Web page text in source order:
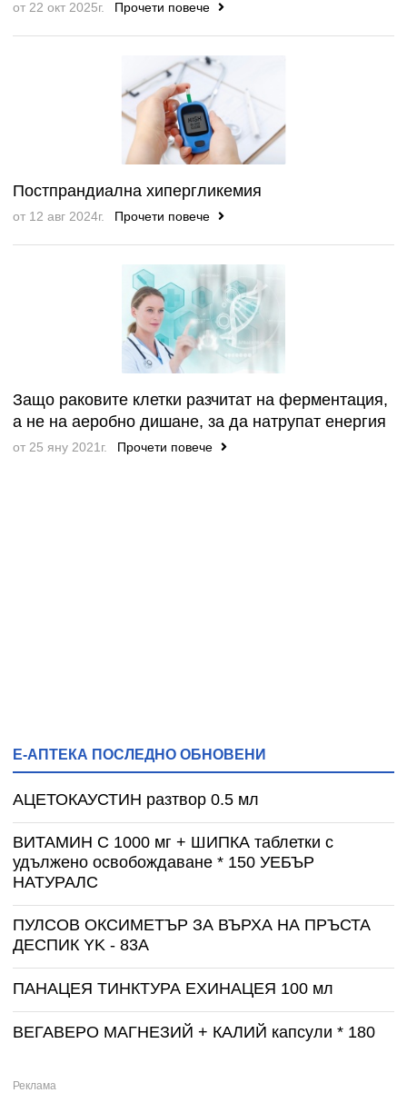
от 22 окт 2025г. Прочети повече
Постпрандиална хипергликемия
от 12 авг 2024г. Прочети повече
Защо раковите клетки разчитат на ферментация,
а не на аеробно дишане, за да натрупат енергия
от 25 яну 2021г. Прочети повече
Е-АПТЕКА ПОСЛЕДНО ОБНОВЕНИ
АЦЕТОКАУСТИН разтвор 0.5 мл
ВИТАМИН С 1000 мг + ШИПКА таблетки с
удължено освобождаване * 150 УЕБЪР
НАТУРАЛС
ПУЛСОВ ОКСИМЕТЪР ЗА ВЪРХА НА ПРЪСТА
ДЕСПИК YK - 83A
ПАНАЦЕЯ ТИНКТУРА ЕХИНАЦЕЯ 100 мл
ВЕГАВЕРО МАГНЕЗИЙ + КАЛИЙ капсули * 180